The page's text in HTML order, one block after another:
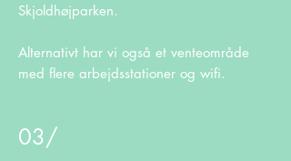
Skjoldhøjparken.
Alternativt har vi også et venteområde
med flere arbejdsstationer og wifi.
03/